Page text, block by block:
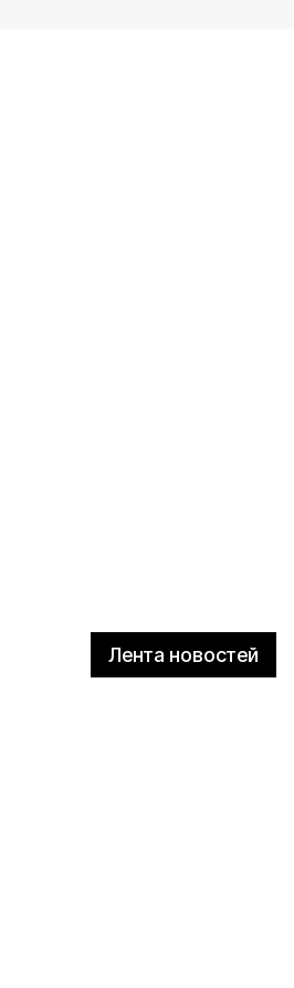
Лента новостей